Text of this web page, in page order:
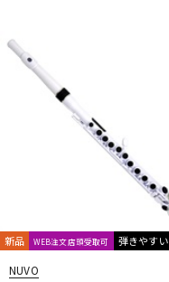
新品 WEB注文店頭受取可 弾きやすい
NUVO